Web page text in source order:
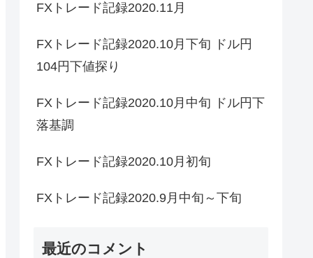
FXトレード記録2020.11月
FXトレード記録2020.10月下旬 ドル円
104円下値探り
FXトレード記録2020.10月中旬 ドル円下
落基調
FXトレード記録2020.10月初旬
FXトレード記録2020.9月中旬～下旬
最近のコメント